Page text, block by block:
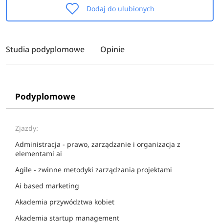
Dodaj do ulubionych
Studia podyplomowe Opinie
Podyplomowe
Zjazdy:
Administracja - prawo, zarządzanie i organizacja z
elementami ai
Agile - zwinne metodyki zarządzania projektami
Ai based marketing
Akademia przywództwa kobiet
Akademia startup management